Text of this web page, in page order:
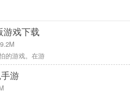
视觉小说】
性和选择的难题。在解谜的过程中，
会剧本的巧妙。如果你喜欢阅读，不
元化结局等你发现】
的古镜法宝，解决令人困惑的谜题。
游戏下载
的游戏。在游
游